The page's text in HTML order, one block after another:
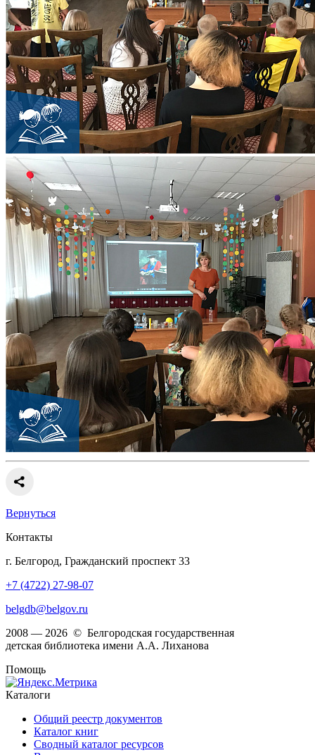
Вернуться
Контакты
г. Белгород, Гражданский проспект 33
+7 (4722) 27-98-07
belgdb@belgov.ru
2008 — 2026 © Белгородская государственная
детская библиотека имени А.А. Лиханова
Помощь
Каталоги
Общий реестр документов
Каталог книг
Сводный каталог ресурсов